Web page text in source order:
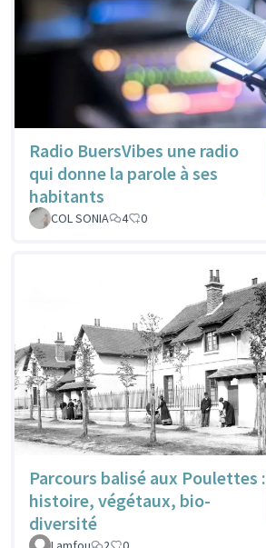
Radio BuersVibes une radio
qui donne la parole à ses
habitants
COL SONIA 4 0
Parcours balisé aux Poulettes :
histoire, végétaux, bio-
diversité